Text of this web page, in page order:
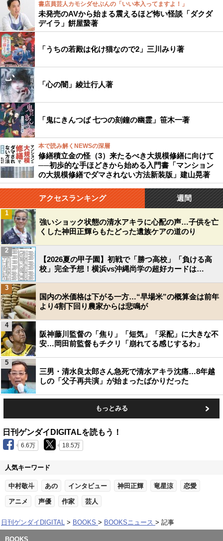
書店員芸人カモシダせぶんの「いい本入ってますよ！」
未発売のAVから始まる震えるほど怖い怪談「ダクダ
デイラ」餠屋䖸著
「うちの若殿は化け猫なので2」三川みり著
「心の闇」綾辻行人著
「鬼にきんつば 七つの刻鐘の幽霊」笹木一著
本で読み解くNEWSの深層
修繕積立金の怪（3）来たるべき大規模修繕に向けて
──初歩的な手ほどきから始める入門書「マンション
の大規模修繕でダマされない方法新装版」建山晃著
アクセスランキング 週間
強いショック状態の清水アキラに心配の声…子供を亡
くした神田正輝らもたどった遺族ケアの道のり
1
【2026夏の甲子園】初戦で「勝つ高校」「負ける高
校」完全予想！横浜vs沖縄尚学の超好カードは…
2
国内の米価格は下がる一方…“早場米”の概算金は前年
より4割下回り農家からは悲鳴が
3
阪神藤川監督の「焦り」「短気」「采配」に大きな不
安…岡田前監督もチクリ「崩れてる感じするわ」
4
三男・清水良太郎さん急死で清水アキラ沈痛…8年越
しの「父子再共演」が始まったばかりだった
5
もっとみる
日刊ゲンダイDIGITALを読もう！
6.6万 18.5万
人気キーワード
中村敬斗 あの インタビュー 神田正輝 竜星涼 恋愛
アニメ 声優 作家 芸人
日刊ゲンダイDIGITAL BOOKS BOOKSニュース 記事
BOOKS